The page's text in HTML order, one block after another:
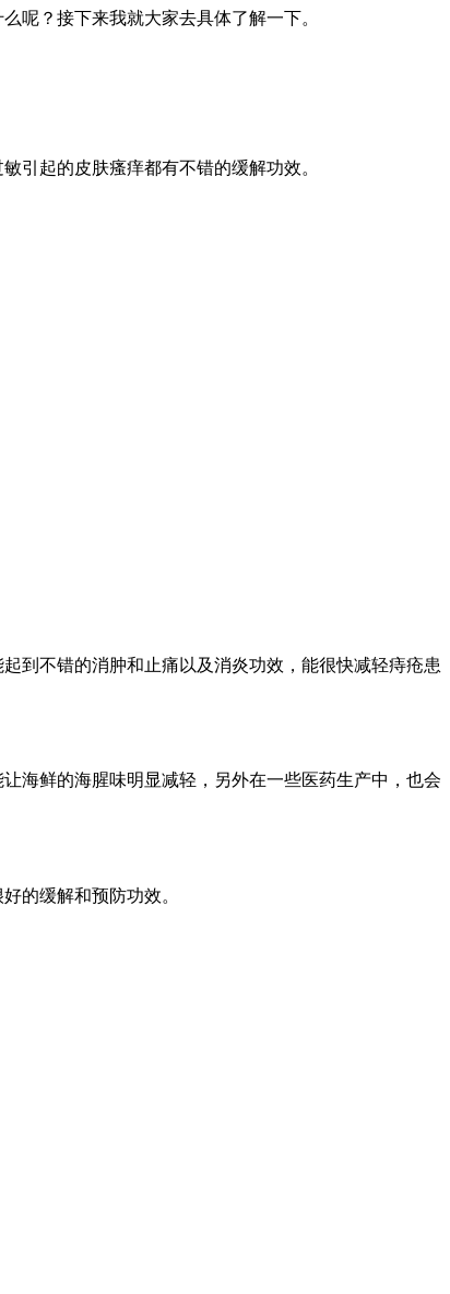
呢？接下来我就大家去具体了解一下。
引起的皮肤瘙痒都有不错的缓解功效。
到不错的消肿和止痛以及消炎功效，能很快减轻痔疮患
海鲜的海腥味明显减轻，另外在一些医药生产中，也会
的缓解和预防功效。